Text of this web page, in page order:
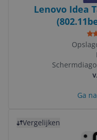
Lenovo Idea
Ga
Vergelijken